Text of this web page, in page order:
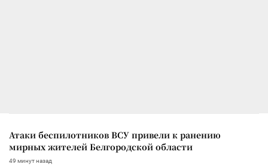
Атаки беспилотников ВСУ привели к ранению
мирных жителей Белгородской области
49 минут назад